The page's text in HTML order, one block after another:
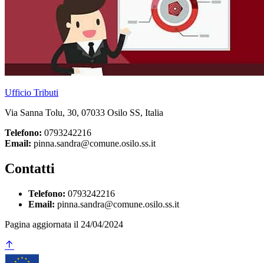
Ufficio Tributi
Via Sanna Tolu, 30, 07033 Osilo SS, Italia
Telefono: 0793242216
Email: pinna.sandra@comune.osilo.ss.it
Contatti
Telefono: 0793242216
Email: pinna.sandra@comune.osilo.ss.it
Pagina aggiornata il 24/04/2024